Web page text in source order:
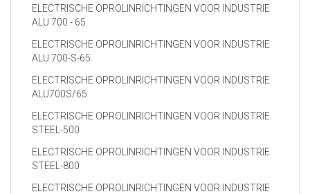
ELECTRISCHE OPROLINRICHTINGEN VOOR INDUSTRIE
ALU 700 - 65
ELECTRISCHE OPROLINRICHTINGEN VOOR INDUSTRIE
ALU 700-S-65
ELECTRISCHE OPROLINRICHTINGEN VOOR INDUSTRIE
ALU700S/65
ELECTRISCHE OPROLINRICHTINGEN VOOR INDUSTRIE
STEEL-500
ELECTRISCHE OPROLINRICHTINGEN VOOR INDUSTRIE
STEEL-800
ELECTRISCHE OPROLINRICHTINGEN VOOR INDUSTRIE